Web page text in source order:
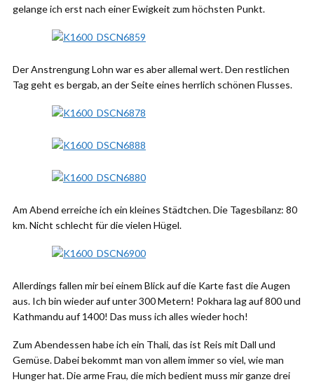
gelange ich erst nach einer Ewigkeit zum höchsten Punkt.
Der Anstrengung Lohn war es aber allemal wert. Den restlichen
Tag geht es bergab, an der Seite eines herrlich schönen Flusses.
Am Abend erreiche ich ein kleines Städtchen. Die Tagesbilanz: 80
km. Nicht schlecht für die vielen Hügel.
Allerdings fallen mir bei einem Blick auf die Karte fast die Augen
aus. Ich bin wieder auf unter 300 Metern! Pokhara lag auf 800 und
Kathmandu auf 1400! Das muss ich alles wieder hoch!
Zum Abendessen habe ich ein Thali, das ist Reis mit Dall und
Gemüse. Dabei bekommt man von allem immer so viel, wie man
Hunger hat. Die arme Frau, die mich bedient muss mir ganze drei